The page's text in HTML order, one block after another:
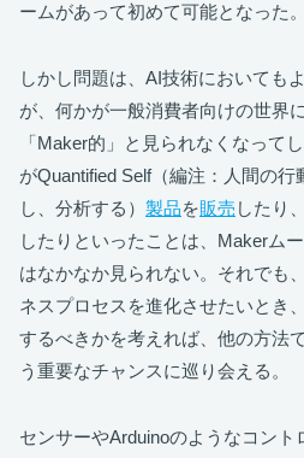
ームがあって初めて可能となった。
しかし問題は、AI技術においても
が、何かが一般消費者向けの世界
「Maker的」と見られなくなって
がQuantified Self（編注：人間の
し、分析する） 製品を販売 したり、
したりといったことは、Makerム
はなかなか見られない。それでも
ネスプロセスを進化させたいとき
するべきかを考えれば、他の方法
う重要なチャンスに巡り会える。
センサーやArduinoのようなコント